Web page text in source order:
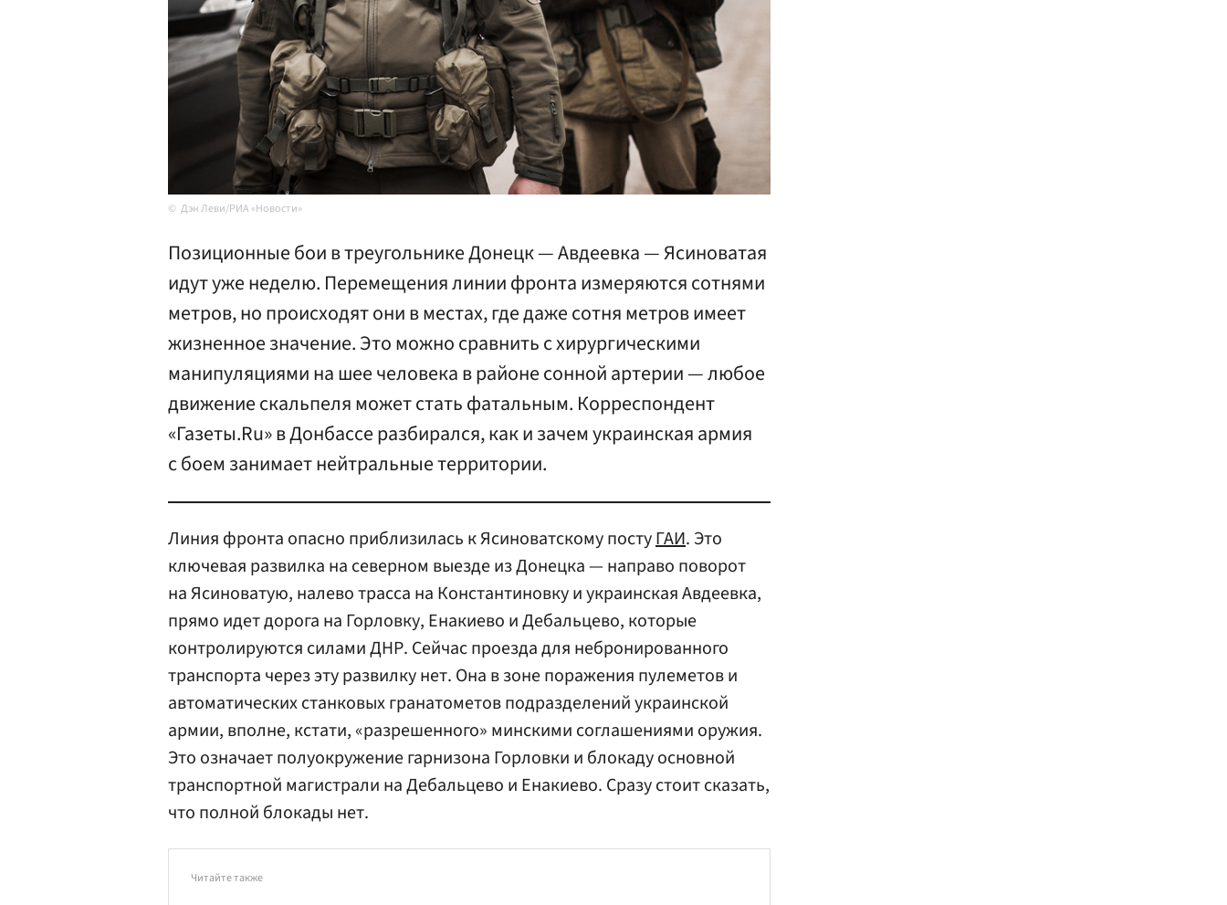
Дэн Леви/РИА «Новости»
Позиционные бои в треугольнике Донецк — Авдеевка — Ясиноватая
идут уже неделю. Перемещения линии фронта измеряются сотнями
метров, но происходят они в местах, где даже сотня метров имеет
жизненное значение. Это можно сравнить с хирургическими
манипуляциями на шее человека в районе сонной артерии — любое
движение скальпеля может стать фатальным. Корреспондент
«Газеты.Ru» в Донбассе разбирался, как и зачем украинская армия
с боем занимает нейтральные территории.
Линия фронта опасно приблизилась к Ясиноватскому постуГАИ. Это
ключевая развилка на северном выезде из Донецка — направо поворот
на Ясиноватую, налево трасса на Константиновку и украинская Авдеевка,
прямо идет дорога на Горловку, Енакиево и Дебальцево, которые
контролируются силами ДНР. Сейчас проезда для небронированного
транспорта через эту развилку нет. Она в зоне поражения пулеметов и
автоматических станковых гранатометов подразделений украинской
армии, вполне, кстати, «разрешенного» минскими соглашениями оружия.
Это означает полуокружение гарнизона Горловки и блокаду основной
транспортной магистрали на Дебальцево и Енакиево. Сразу стоит сказать,
что полной блокады нет.
Читайте также